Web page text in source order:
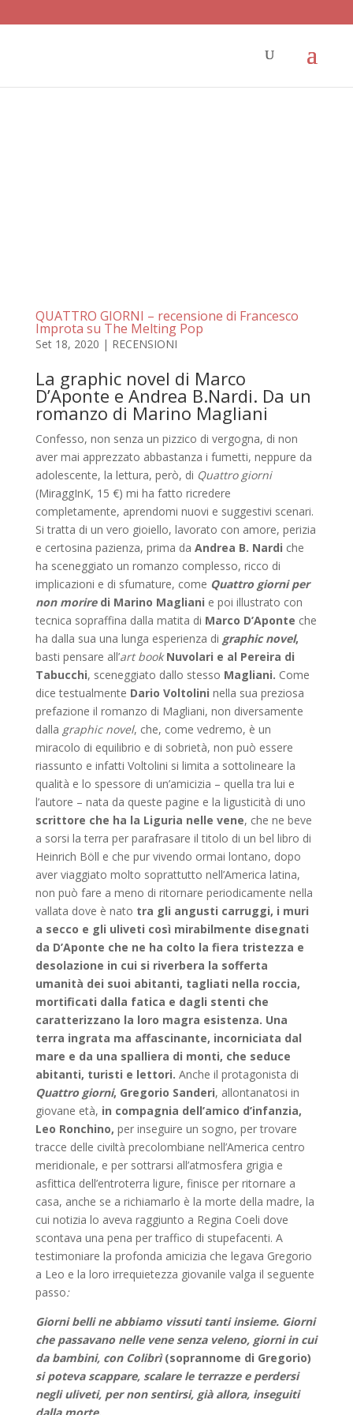
QUATTRO GIORNI – recensione di Francesco
Improta su The Melting Pop
Set 18, 2020 | RECENSIONI
La graphic novel di Marco
D’Aponte e Andrea B.Nardi. Da un
romanzo di Marino Magliani
Confesso, non senza un pizzico di vergogna, di non
aver mai apprezzato abbastanza i fumetti, neppure da
adolescente, la lettura, però, di Quattro giorni
(MiraggInK, 15 €) mi ha fatto ricredere
completamente, aprendomi nuovi e suggestivi scenari.
Si tratta di un vero gioiello, lavorato con amore, perizia
e certosina pazienza, prima da Andrea B. Nardi che
ha sceneggiato un romanzo complesso, ricco di
implicazioni e di sfumature, come Quattro giorni per
non moriredi Marino Magliani e poi illustrato con
tecnica sopraffina dalla matita di Marco D’Aponte che
ha dalla sua una lunga esperienza di graphic novel,
basti pensare all’art book Nuvolari e al Pereira di
Tabucchi, sceneggiato dallo stesso Magliani. Come
dice testual­mente Dario Voltolini nella sua preziosa
prefazione il romanzo di Magliani, non diversamente
dalla graphic novel, che, come vedremo, è un
miracolo di equilibrio e di sobrietà, non può essere
riassunto e infatti Voltolini si limita a sottolineare la
qualità e lo spessore di un’amicizia – quella tra lui e
l’autore – nata da queste pagine e la ligusticità di uno
scrittore che ha la Liguria nelle vene, che ne beve
a sorsi la terra per parafrasare il titolo di un bel libro di
Heinrich Böll e che pur vivendo ormai lontano, dopo
aver viaggiato molto soprat­tutto nell’America latina,
non può fare a meno di ritornare periodicamente nella
vallata dove è nato tra gli angusti carruggi, i muri
a secco e gli uliveti così mirabilmente disegnati
da D’Aponte che ne ha colto la fiera tristezza e
desolazione in cui si riverbera la sofferta
umanità dei suoi abitanti, tagliati nella roccia,
mortificati dalla fatica e dagli stenti che
caratterizzano la loro magra esistenza. Una
terra ingrata ma affa­scinante, incorniciata dal
mare e da una spalliera di monti, che seduce
abitanti, turisti e lettori. Anche il protagonista di
Quattro giorni, Gregorio Sanderi, allontanatosi in
giovane età, in compagnia dell’amico d’infanzia,
Leo Ronchino, per inseguire un sogno, per trovare
tracce delle civiltà precolombiane nell’America centro
meridionale, e per sottrarsi all’at­mosfera grigia e
asfittica dell’entroterra ligure, finisce per ritornare a
casa, anche se a richiamarlo è la morte della madre, la
cui notizia lo aveva raggiunto a Regina Coeli dove
scontava una pena per traffico di stupe­facenti. A
testimoniare la profonda amicizia che legava Gregorio
a Leo e la loro irrequietezza giovanile valga il seguente
passo:
Giorni belli ne abbiamo vissuti tanti insieme. Giorni
che passavano nelle vene senza veleno, giorni in cui
da bambini, con Colibrì(soprannome di Gregorio)
si poteva scappare, scalare le terrazze e perdersi
negli uliveti, per non sentirsi, già allora, inseguiti